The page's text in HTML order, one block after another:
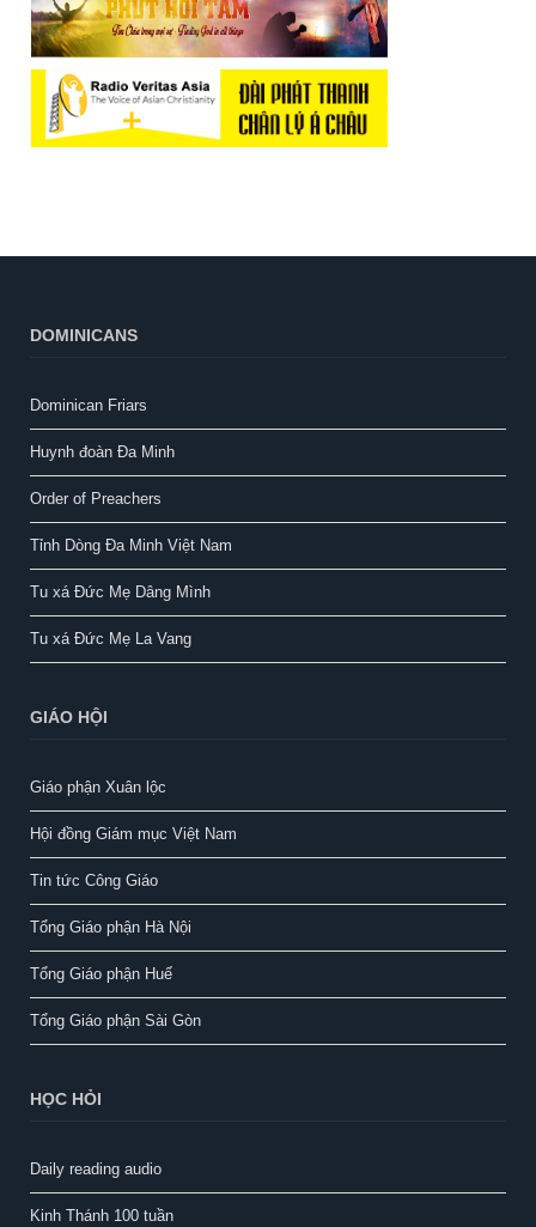
DOMINICANS
Dominican Friars
Huynh đoàn Đa Minh
Order of Preachers
Tỉnh Dòng Đa Minh Việt Nam
Tu xá Đức Mẹ Dâng Mình
Tu xá Đức Mẹ La Vang
GIÁO HỘI
Giáo phận Xuân lộc
Hội đồng Giám mục Việt Nam
Tin tức Công Giáo
Tổng Giáo phận Hà Nội
Tổng Giáo phận Huế
Tổng Giáo phận Sài Gòn
HỌC HỎI
Daily reading audio
Kinh Thánh 100 tuần